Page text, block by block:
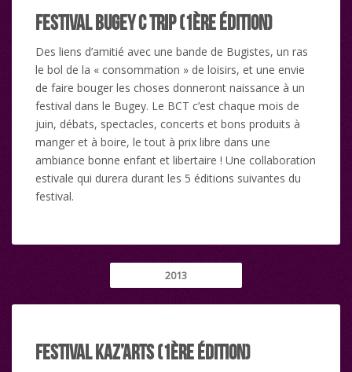
Festival Bugey C Trip (1ère édition)
Des liens d’amitié avec une bande de Bugistes, un ras
le bol de la « consommation » de loisirs, et une envie
de faire bouger les choses donneront naissance à un
festival dans le Bugey. Le BCT c’est chaque mois de
juin, débats, spectacles, concerts et bons produits à
manger et à boire, le tout à prix libre dans une
ambiance bonne enfant et libertaire ! Une collaboration
estivale qui durera durant les 5 éditions suivantes du
festival.
2013
Festival Kaz’Arts (1ère édition)